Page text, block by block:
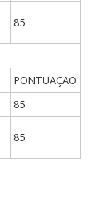
85
PONTUAÇÃO
85
85